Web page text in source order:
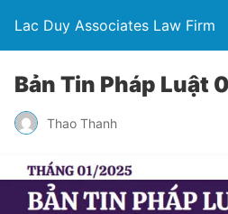
Lac Duy Associates Law Firm
Bản Tin Pháp Luật
Thao Thanh